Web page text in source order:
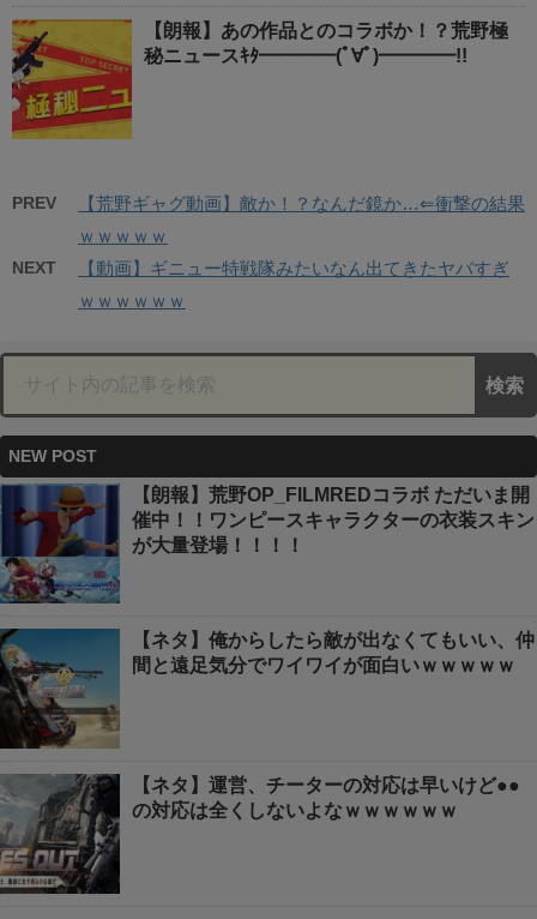
【朗報】あの作品とのコラボか！？荒野極
秘ニュースｷﾀ━━━━(ﾟ∀ﾟ)━━━━!!
PREV
【荒野ギャグ動画】敵か！？なんだ鏡か…⇐衝撃の結果
ｗｗｗｗｗ
NEXT
【動画】ギニュー特戦隊みたいなん出てきたヤバすぎ
ｗｗｗｗｗｗ
NEW POST
【朗報】荒野OP_FILMREDコラボ ただいま開
催中！！ワンピースキャラクターの衣装スキン
が大量登場！！！！
【ネタ】俺からしたら敵が出なくてもいい、仲
間と遠足気分でワイワイが面白いｗｗｗｗｗ
【ネタ】運営、チーターの対応は早いけど●●
の対応は全くしないよなｗｗｗｗｗｗ